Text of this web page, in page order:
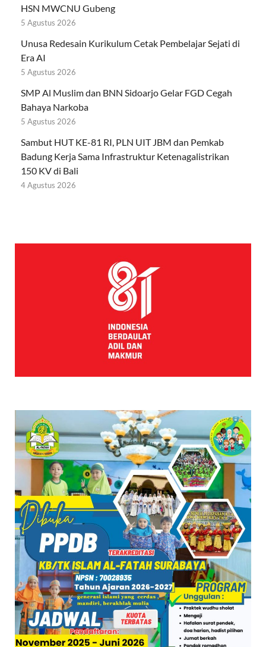
HSN MWCNU Gubeng
5 Agustus 2026
Unusa Redesain Kurikulum Cetak Pembelajar Sejati di
Era AI
5 Agustus 2026
SMP Al Muslim dan BNN Sidoarjo Gelar FGD Cegah
Bahaya Narkoba
5 Agustus 2026
Sambut HUT KE-81 RI, PLN UIT JBM dan Pemkab
Badung Kerja Sama Infrastruktur Ketenagalistrikan
150 KV di Bali
4 Agustus 2026